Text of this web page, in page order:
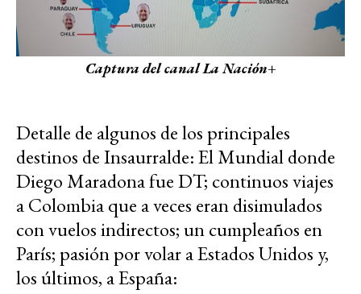
Captura del canal La Nación+
Detalle de algunos de los principales
destinos de Insaurralde: El Mundial donde
Diego Maradona fue DT; continuos viajes
a Colombia que a veces eran disimulados
con vuelos indirectos; un cumpleaños en
París; pasión por volar a Estados Unidos y,
los últimos, a España: